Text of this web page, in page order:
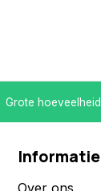
Grote
Informatie
Over ons